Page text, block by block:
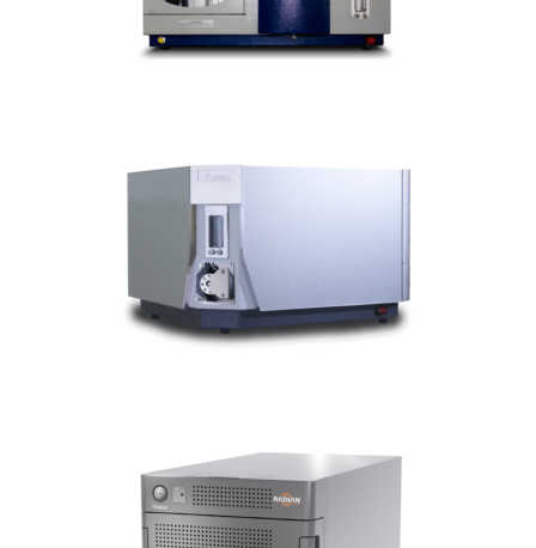
ABSORCIÓN ATÓMICA
LUMINA 3500
ABSORCIÓN ATÓMICA
Detector RADIAN ASAP